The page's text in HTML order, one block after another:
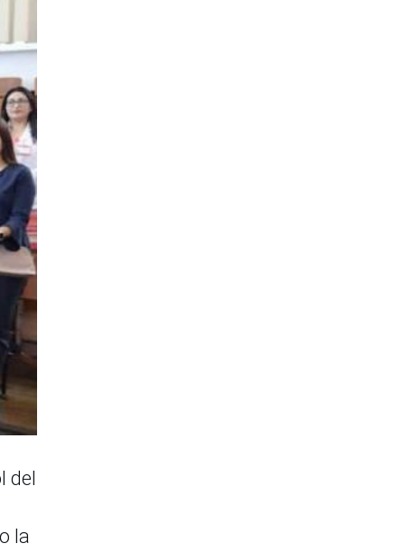
del
la